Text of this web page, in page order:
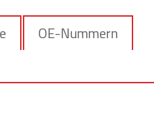
OE-Nummern